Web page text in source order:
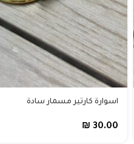
اسوارة كارتير مسمار سادة
₪ 30.00